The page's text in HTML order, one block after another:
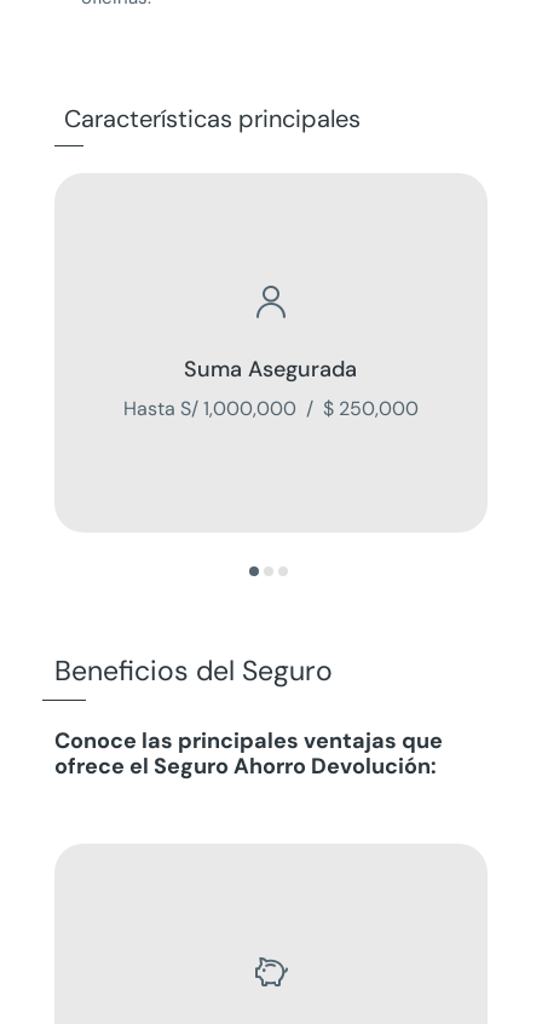
Características principales

Suma Asegurada
Hasta S/ 1,000,000 / $ 250,000
Beneficios del Seguro
Conoce las principales ventajas que
ofrece el Seguro Ahorro Devolución:
